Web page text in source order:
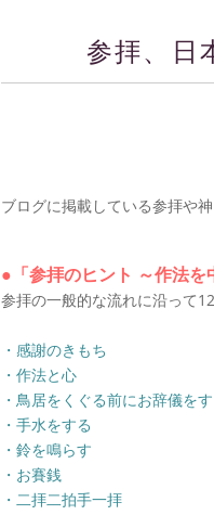
参拝、日
ブログに掲載している参拝や
●「参拝のヒント ～作法を
参拝の一般的な流れに沿って
・感謝のきもち
・作法と心
・鳥居をくぐる前にお辞儀を
・手水をする
・鈴を鳴らす
・お賽銭
・二拝二拍手一拝